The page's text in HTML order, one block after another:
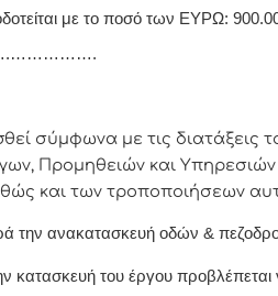
με το ποσό των ΕΥΡΩ:
: ….…………….
σύμφωνα με τις διατάξεις
Προμηθειών και
και των τροποποιήσεων
την ανακατασκευή οδών &
κατασκευή του έργου προβλέπεται